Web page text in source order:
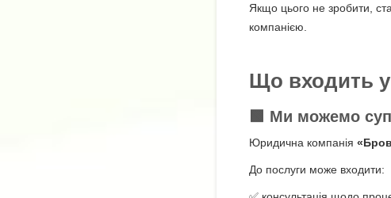
Якщо цього не зробити,
компанією.
Що входить
🟩 Ми можемо
Юридична компанія
До послуги може входити: